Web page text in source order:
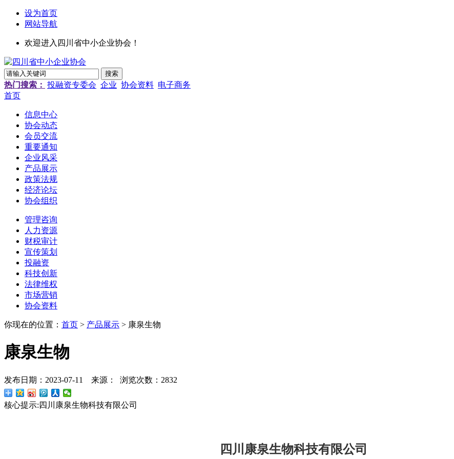
设为首页
网站导航
欢迎进入四川省中小企业协会！
热门搜索： 投融资专委会 企业 协会资料 电子商务
首页
信息中心
协会动态
会员交流
重要通知
企业风采
产品展示
政策法规
经济论坛
协会组织
管理咨询
人力资源
财税审计
宣传策划
投融资
科技创新
法律维权
市场营销
协会资料
你现在的位置： 首页 > 产品展示 > 康泉生物
康泉生物
发布日期：2023-07-11 来源： 浏览次数：2832
核心提示: 四川康泉生物科技有限公司
四川康泉生物科技有限公司